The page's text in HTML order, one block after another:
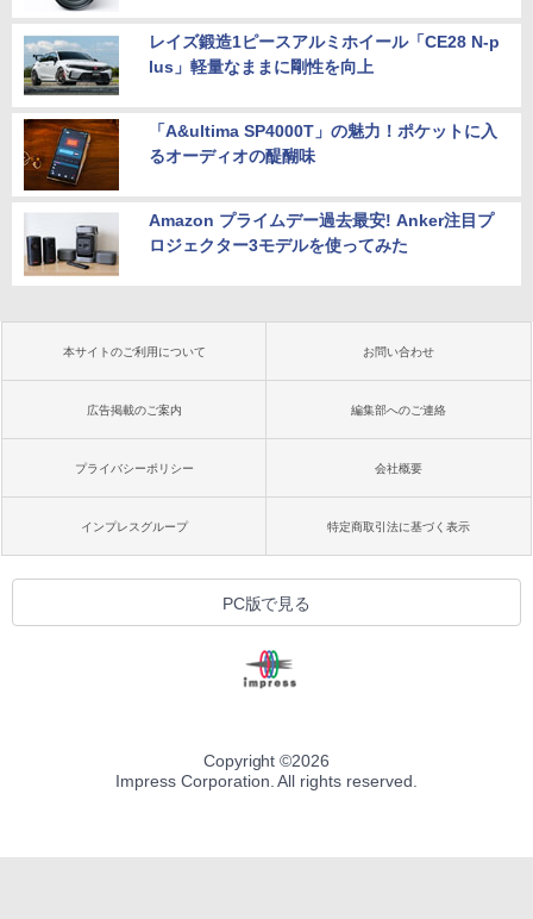
レイズ鍛造1ピースアルミホイール「CE28 N-p
lus」軽量なままに剛性を向上
「A&ultima SP4000T」の魅力！ポケットに入
るオーディオの醍醐味
Amazon プライムデー過去最安! Anker注目プ
ロジェクター3モデルを使ってみた
本サイトのご利用について お問い合わせ
広告掲載のご案内 編集部へのご連絡
プライバシーポリシー 会社概要
インプレスグループ 特定商取引法に基づく表示
PC版で見る
Copyright ©2026
Impress Corporation. All rights reserved.